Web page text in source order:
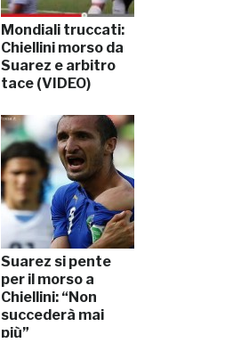
Mondiali truccati:
Chiellini morso da
Suarez e arbitro
tace (VIDEO)
Suarez si pente
per il morso a
Chiellini: “Non
succederà mai
più”